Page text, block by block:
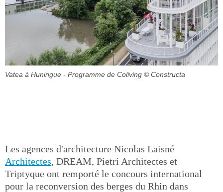
Vatea à Huningue - Programme de Coliving © Constructa
Les agences d'architecture Nicolas Laisné
Architectes, DREAM, Pietri Architectes et
Triptyque ont remporté le concours international
pour la reconversion des berges du Rhin dans